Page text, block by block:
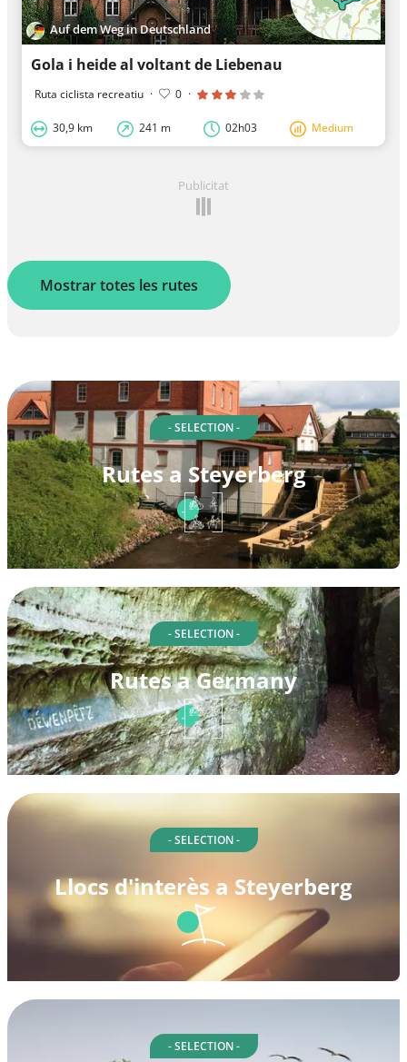
Auf dem Weg in Deutschland
Gola i heide al voltant de Liebenau
Ruta ciclista recreatiu · 0 ·
30,9 km 241 m 02h03 Medium
Publicitat
Mostrar totes les rutes
- SELECTION -
Rutes a Steyerberg
- SELECTION -
Rutes a Germany
- SELECTION -
Llocs d'interès a Steyerberg
- SELECTION -